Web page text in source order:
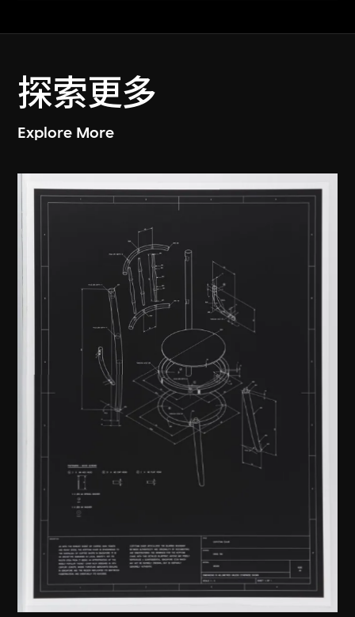
探索更多
Explore More